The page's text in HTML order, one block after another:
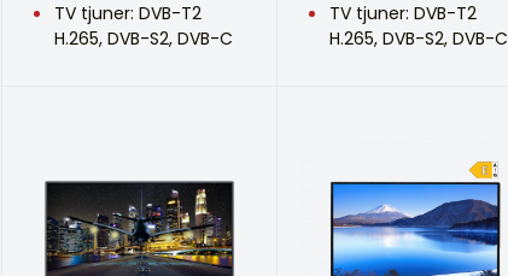
TV tjuner: DVB-T2
H.265, DVB-S2, DVB-C
TV tjuner: DVB-T2
H.265, DVB-S2, DVB-C